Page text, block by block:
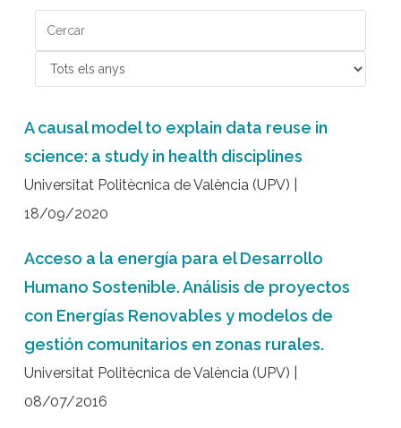
A causal model to explain data reuse in
science: a study in health disciplines
Universitat Politècnica de València (UPV) |
18/09/2020
Acceso a la energía para el Desarrollo
Humano Sostenible. Análisis de proyectos
con Energías Renovables y modelos de
gestión comunitarios en zonas rurales.
Universitat Politècnica de València (UPV) |
08/07/2016